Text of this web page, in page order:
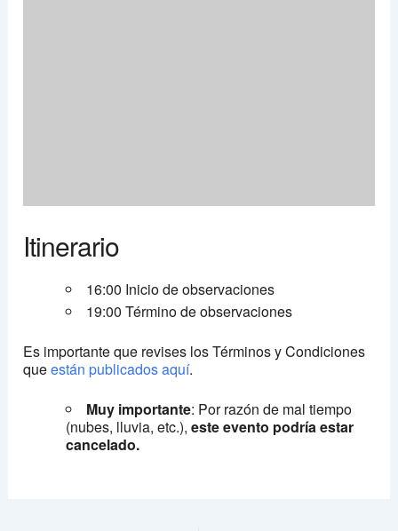
Itinerario
16:00 Inicio de observaciones
19:00 Término de observaciones
Es importante que revises los Términos y Condiciones
queestán publicados aquí.
Muy importante: Por razón de mal tiempo
(nubes, lluvia, etc.),este evento podría estar
cancelado.